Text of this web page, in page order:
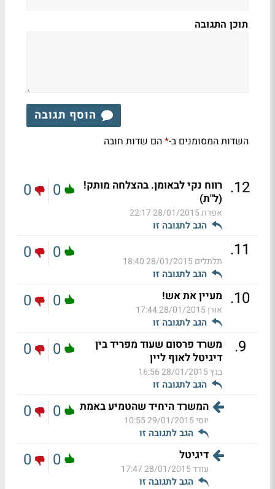
תוכן התגובה
הוסף תגובה
השדות המסומנים ב-*הם שדות חובה
12
. רווח נקי לבאומן. בהצלחה מותק!
(ל"ת)
אפרת28/01/2015 22:17
הגב לתגובה זו
0
0
11
.
תלתלים28/01/2015 18:40
הגב לתגובה זו
0
0
10
. מעיין את אש!
אורן28/01/2015 17:44
הגב לתגובה זו
0
0
9
.
משרד פרסום שעוד מפריד בין
דיגיטל לאוף ליין
בנץ28/01/2015 16:56
הגב לתגובה זו
0
0
המשרד היחיד שהטמיע באמת
יוסי29/01/2015 10:55
הגב לתגובה זו
0
0
דיגיטל
עודד28/01/2015 17:47
הגב לתגובה זו
0
0